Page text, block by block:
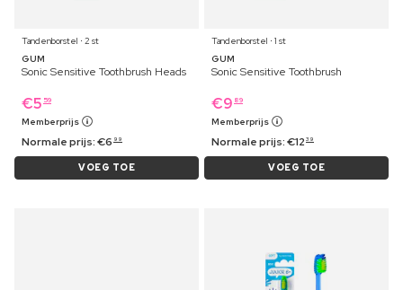
Tandenborstel ⋅ 2 st
GUM
Sonic Sensitive Toothbrush Heads
€5 59
Memberprijs
Normale prijs:€6 99
VOEG TOE
Tandenborstel ⋅ 1 st
GUM
Sonic Sensitive Toothbrush
€9 89
Memberprijs
Normale prijs:€12 39
VOEG TOE